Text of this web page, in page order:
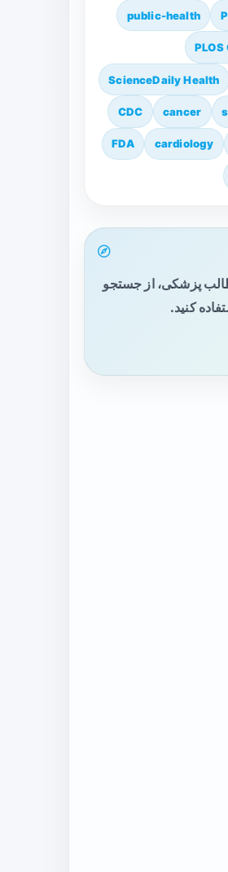
public-health
PLOS
ScienceDaily Health
cancer
CDC
cardiology
FDA
پزشکی، از جستجو
کنید.